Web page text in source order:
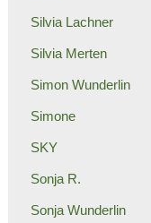
Silvia Lachner
Silvia Merten
Simon Wunderlin
Simone
SKY
Sonja R.
Sonja Wunderlin